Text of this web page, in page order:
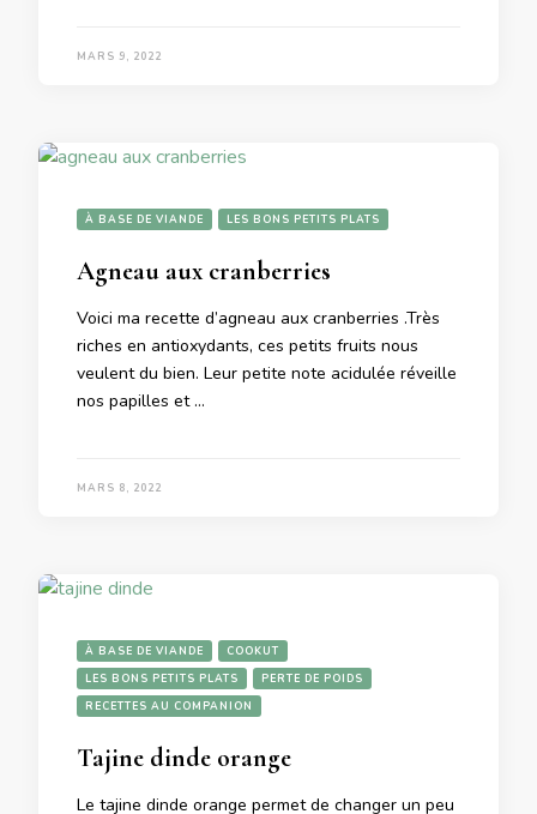
MARS 9, 2022
À BASE DE VIANDE LES BONS PETITS PLATS
Agneau aux cranberries
Voici ma recette d’agneau aux cranberries .Très
riches en antioxydants, ces petits fruits nous
veulent du bien. Leur petite note acidulée réveille
nos papilles et …
MARS 8, 2022
À BASE DE VIANDE
COOKUT
LES BONS PETITS PLATS
PERTE DE POIDS
RECETTES AU COMPANION
Tajine dinde orange
Le tajine dinde orange permet de changer un peu